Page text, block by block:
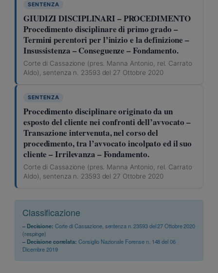
SENTENZA
GIUDIZI DISCIPLINARI – PROCEDIMENTO
Procedimento disciplinare di primo grado –
Termini perentori per l’inizio e la definizione –
Insussistenza – Conseguenze – Fondamento.
Corte di Cassazione (pres. Manna Antonio, rel. Carrato
Aldo), sentenza n. 23593 del 27 Ottobre 2020
SENTENZA
Procedimento disciplinare originato da un
esposto del cliente nei confronti dell’avvocato –
Transazione intervenuta, nel corso del
procedimento, tra l’avvocato incolpato ed il suo
cliente – Irrilevanza – Fondamento.
Corte di Cassazione (pres. Manna Antonio, rel. Carrato
Aldo), sentenza n. 23593 del 27 Ottobre 2020
Classificazione
– Decisione: Corte di Cassazione, sentenza n. 23593 del 27 Ottobre 2020
(respinge)
– Decisione correlata: Consiglio Nazionale Forense n. 148 del 06
Dicembre 2019